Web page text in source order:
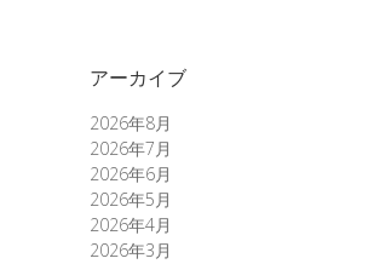
アーカイブ
2026年8月
2026年7月
2026年6月
2026年5月
2026年4月
2026年3月